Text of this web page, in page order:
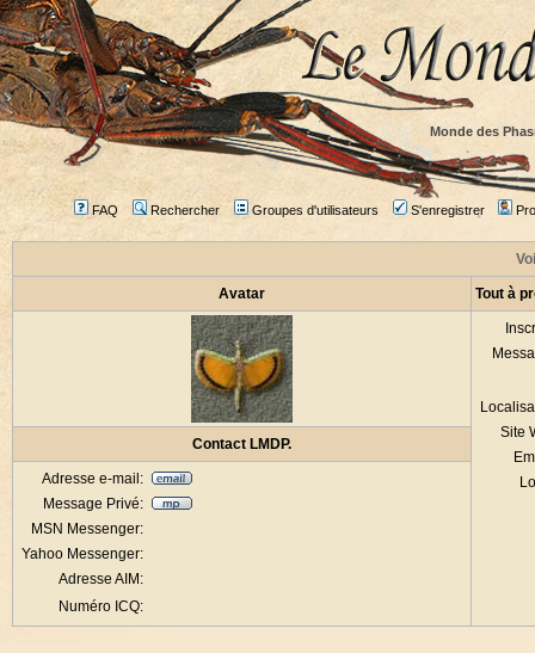
Monde des
FAQ Rechercher Groupes d'utilisateurs S'enregistrer
Avatar Tout à
Site
Contact LMDP.
Adresse e-mail:
Message Privé:
MSN Messenger:
Yahoo Messenger:
Adresse AIM:
Numéro ICQ: